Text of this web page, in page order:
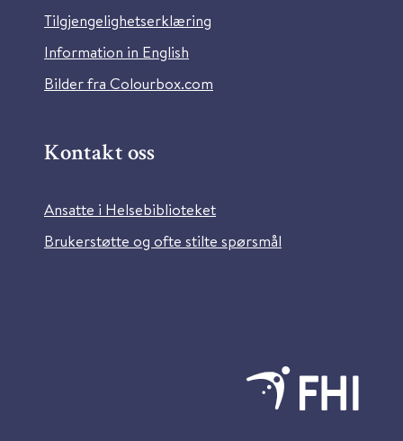
Tilgjengelighetserklæring
Information in English
Bilder fra Colourbox.com
Kontakt oss
Ansatte i Helsebiblioteket
Brukerstøtte og ofte stilte spørsmål